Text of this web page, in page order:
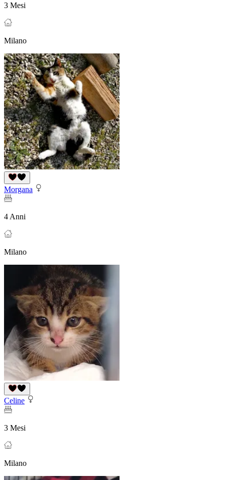
3 Mesi
Milano
Morgana
4 Anni
Milano
Celine
3 Mesi
Milano